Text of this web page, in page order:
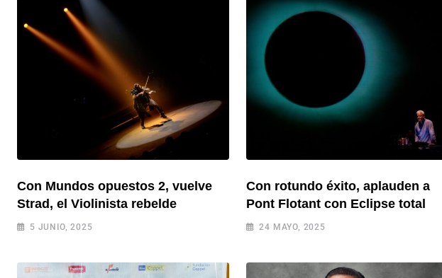
Con Mundos opuestos 2, vuelve
Strad, el Violinista rebelde
5 JUNIO, 2025
Con rotundo éxito, aplauden a
Pont Flotant con Eclipse total
24 MAYO, 2025